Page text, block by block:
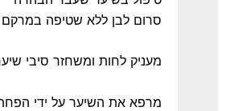
סרום לבן ללא שטיפה במרקם
מעניק לחות ומשחזר סיבי
מרפא את השיער על ידי הפחתת נזקי ההבהרה